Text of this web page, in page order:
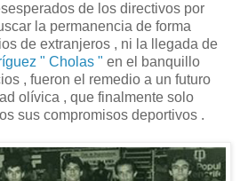
de los directivos por
la permanencia de forma
de extranjeros , ni la llegada de
" Cholas " en el banquillo
, fueron el remedio a un futuro
olívica , que finalmente solo
sus compromisos deportivos .